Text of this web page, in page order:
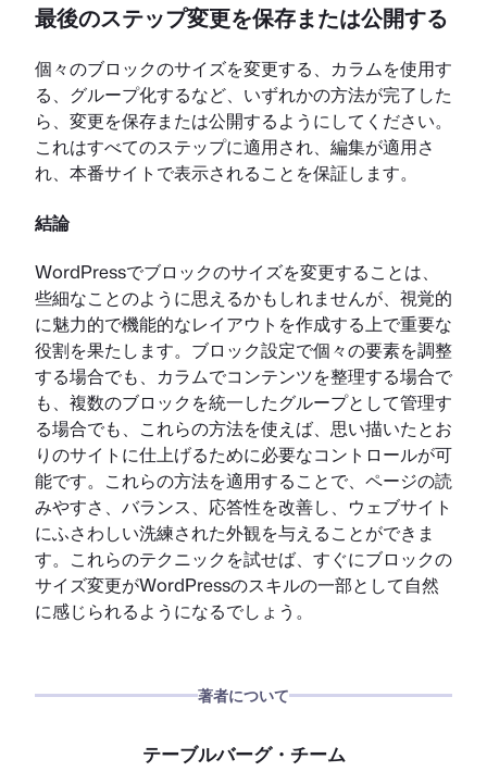
最後のステップ変更を保存または公開する
個々のブロックのサイズを変更する、カラムを使用す
る、グループ化するなど、いずれかの方法が完了した
ら、変更を保存または公開するようにしてください。
これはすべてのステップに適用され、編集が適用さ
れ、本番サイトで表示されることを保証します。
結論
WordPressでブロックのサイズを変更することは、
些細なことのように思えるかもしれませんが、視覚的
に魅力的で機能的なレイアウトを作成する上で重要な
役割を果たします。ブロック設定で個々の要素を調整
する場合でも、カラムでコンテンツを整理する場合で
も、複数のブロックを統一したグループとして管理す
る場合でも、これらの方法を使えば、思い描いたとお
りのサイトに仕上げるために必要なコントロールが可
能です。これらの方法を適用することで、ページの読
みやすさ、バランス、応答性を改善し、ウェブサイト
にふさわしい洗練された外観を与えることができま
す。これらのテクニックを試せば、すぐにブロックの
サイズ変更がWordPressのスキルの一部として自然
に感じられるようになるでしょう。
著者について
テーブルバーグ・チーム